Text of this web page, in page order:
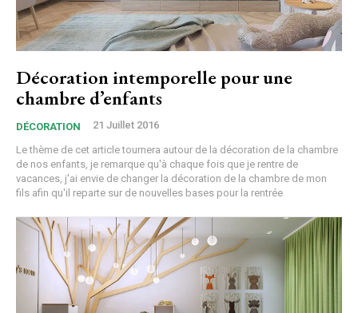
Décoration intemporelle pour une
chambre d’enfants
DÉCORATION 21 Juillet 2016
Le thème de cet article tournera autour de la décoration de la chambre
de nos enfants, je remarque qu'à chaque fois que je rentre de
vacances, j'ai envie de changer la décoration de la chambre de mon
fils afin qu'il reparte sur de nouvelles bases pour la rentrée